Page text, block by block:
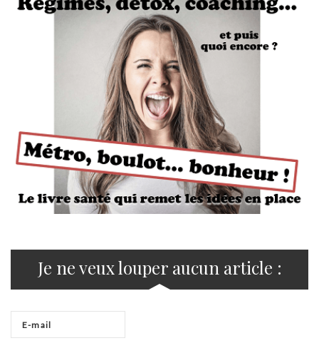
Je ne veux louper aucun article :